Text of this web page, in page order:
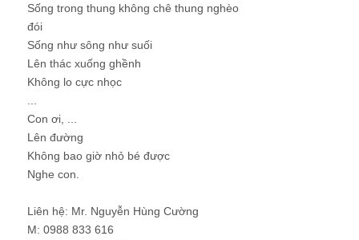
Sống trong thung không chê thung nghèo
đói
Sống như sông như suối
Lên thác xuống ghềnh
Không lo cực nhọc
Con ơi, ...
Lên đường
Không bao giờ nhỏ bé được
Nghe con.
Liên hệ: Mr. Nguyễn Hùng Cường
M: 0988 833 616